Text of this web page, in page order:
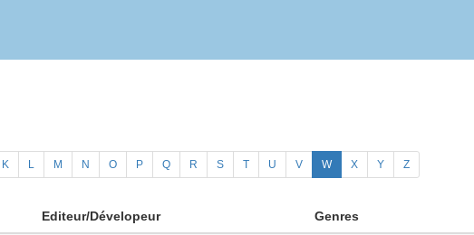
K L M N O P Q R S T U V W X Y Z
Editeur/Dévelopeur Genres